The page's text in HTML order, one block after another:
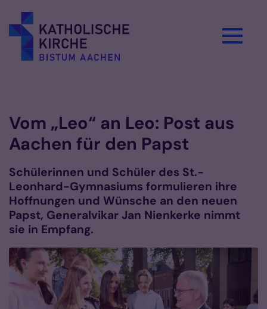
Vom „Leo“ an Leo: Post aus
Aachen für den Papst
Schülerinnen und Schüler des St.-
Leonhard-Gymnasiums formulieren ihre
Hoffnungen und Wünsche an den neuen
Papst, Generalvikar Jan Nienkerke nimmt
sie in Empfang.